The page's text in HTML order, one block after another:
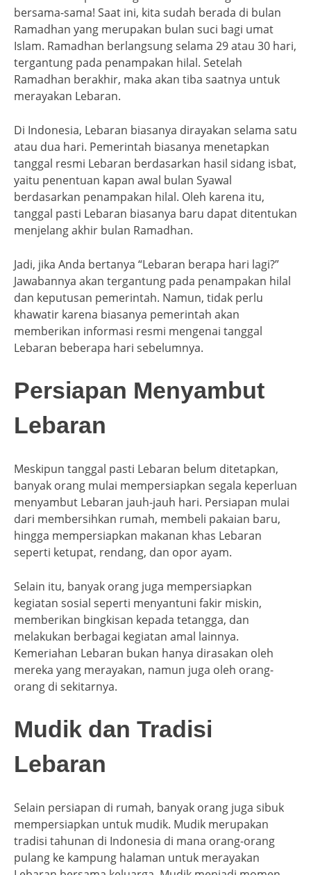
bersama-sama! Saat ini, kita sudah berada di bulan
Ramadhan yang merupakan bulan suci bagi umat
Islam. Ramadhan berlangsung selama 29 atau 30 hari,
tergantung pada penampakan hilal. Setelah
Ramadhan berakhir, maka akan tiba saatnya untuk
merayakan Lebaran.
Di Indonesia, Lebaran biasanya dirayakan selama satu
atau dua hari. Pemerintah biasanya menetapkan
tanggal resmi Lebaran berdasarkan hasil sidang isbat,
yaitu penentuan kapan awal bulan Syawal
berdasarkan penampakan hilal. Oleh karena itu,
tanggal pasti Lebaran biasanya baru dapat ditentukan
menjelang akhir bulan Ramadhan.
Jadi, jika Anda bertanya “Lebaran berapa hari lagi?”
Jawabannya akan tergantung pada penampakan hilal
dan keputusan pemerintah. Namun, tidak perlu
khawatir karena biasanya pemerintah akan
memberikan informasi resmi mengenai tanggal
Lebaran beberapa hari sebelumnya.
Persiapan Menyambut
Lebaran
Meskipun tanggal pasti Lebaran belum ditetapkan,
banyak orang mulai mempersiapkan segala keperluan
menyambut Lebaran jauh-jauh hari. Persiapan mulai
dari membersihkan rumah, membeli pakaian baru,
hingga mempersiapkan makanan khas Lebaran
seperti ketupat, rendang, dan opor ayam.
Selain itu, banyak orang juga mempersiapkan
kegiatan sosial seperti menyantuni fakir miskin,
memberikan bingkisan kepada tetangga, dan
melakukan berbagai kegiatan amal lainnya.
Kemeriahan Lebaran bukan hanya dirasakan oleh
mereka yang merayakan, namun juga oleh orang-
orang di sekitarnya.
Mudik dan Tradisi
Lebaran
Selain persiapan di rumah, banyak orang juga sibuk
mempersiapkan untuk mudik. Mudik merupakan
tradisi tahunan di Indonesia di mana orang-orang
pulang ke kampung halaman untuk merayakan